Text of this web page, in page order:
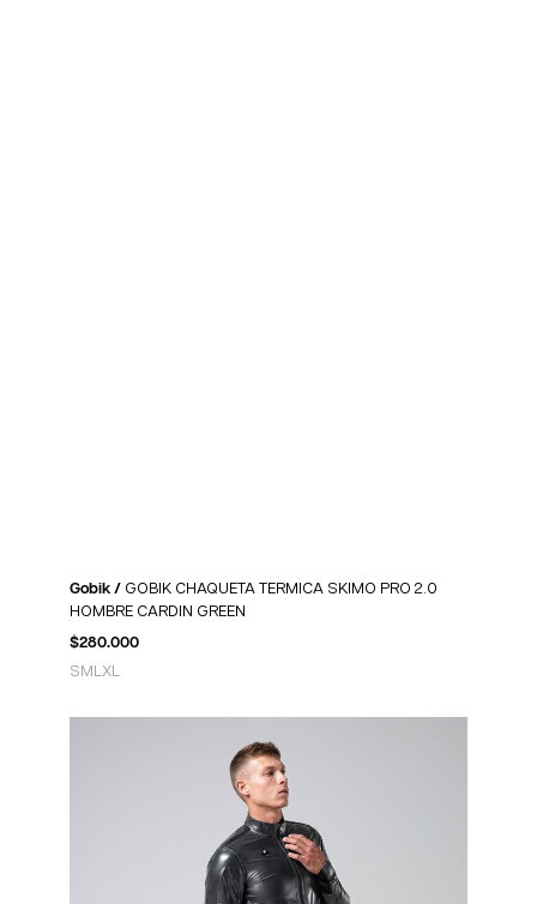
Gobik / GOBIK CHAQUETA TERMICA SKIMO PRO 2.0
HOMBRE CARDIN GREEN
$280.000
S M LXL